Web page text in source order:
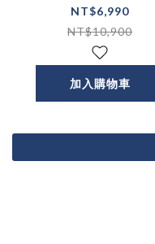
杜比音效開放式耳
夾藍牙耳機
NT$6,990
NT$10,900
加入購物車